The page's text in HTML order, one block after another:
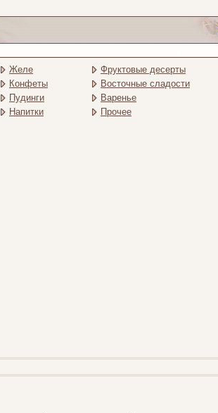
Желе
Конфеты
Пудинги
Напитки
Фруктовые десерты
Восточные сладости
Варенье
Прочее